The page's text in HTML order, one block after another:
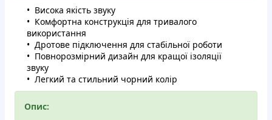
Висока якість звуку
Комфортна конструкція для тривалого
використання
Дротове підключення для стабільної роботи
Повнорозмірний дизайн для кращої ізоляції
звуку
Легкий та стильний чорний колір
Опис: